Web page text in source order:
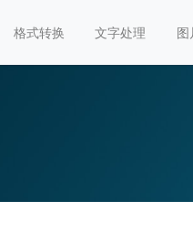
格式转换 文字处理 图